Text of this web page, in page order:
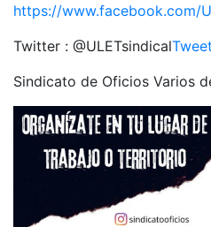
https://www.facebook.com/
Twitter : @ULETsindical
Sindicato de Oficios Varios